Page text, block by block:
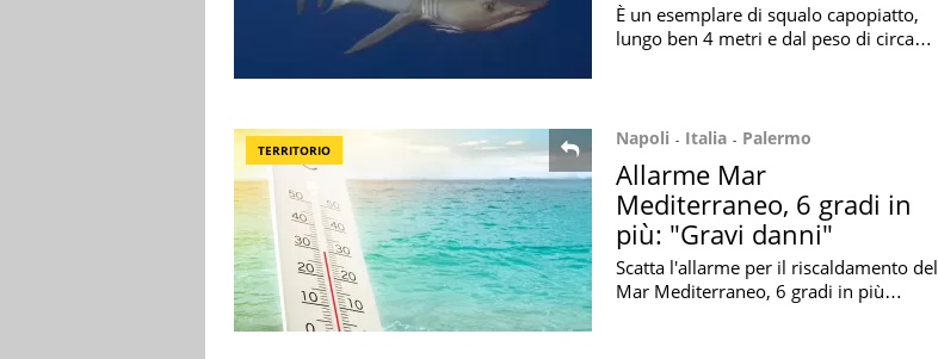
È un esemplare di squalo capopiatto,
lungo ben 4 metri e dal peso di circa
TERRITORIO
Napoli Italia Palermo
Allarme Mar
Mediterraneo, 6 gradi in
più: "Gravi danni"
Scatta l'allarme per il riscaldamento del
Mar Mediterraneo, 6 gradi in più